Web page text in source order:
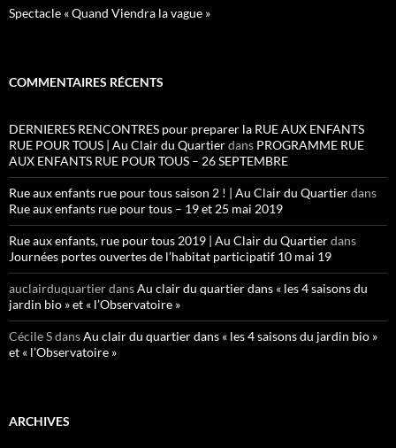
Spectacle « Quand Viendra la vague »
COMMENTAIRES RÉCENTS
DERNIERES RENCONTRES pour preparer la RUE AUX ENFANTS
RUE POUR TOUS | Au Clair du Quartierdans PROGRAMME RUE
AUX ENFANTS RUE POUR TOUS – 26 SEPTEMBRE
Rue aux enfants rue pour tous saison 2 ! | Au Clair du Quartierdans
Rue aux enfants rue pour tous – 19 et 25 mai 2019
Rue aux enfants, rue pour tous 2019 | Au Clair du Quartierdans
Journées portes ouvertes de l’habitat participatif 10 mai 19
auclairduquartierdansAu clair du quartier dans « les 4 saisons du
jardin bio » et « l’Observatoire »
Cécile SdansAu clair du quartier dans « les 4 saisons du jardin bio »
et « l’Observatoire »
ARCHIVES